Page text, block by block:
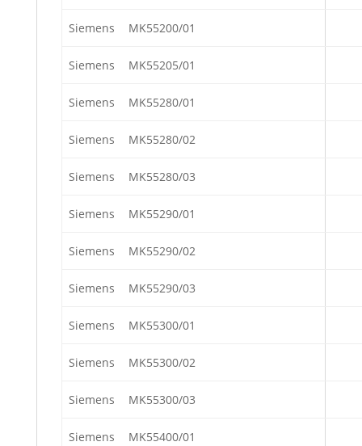
Siemens MK55200/01
Siemens MK55205/01
Siemens MK55280/01
Siemens MK55280/02
Siemens MK55280/03
Siemens MK55290/01
Siemens MK55290/02
Siemens MK55290/03
Siemens MK55300/01
Siemens MK55300/02
Siemens MK55300/03
Siemens MK55400/01